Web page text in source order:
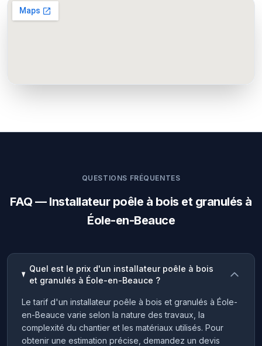
QUESTIONS FRÉQUENTES
FAQ — Installateur poêle à bois et granulés à
Éole-en-Beauce
Quel est le prix d'un installateur poêle à bois
et granulés à Éole-en-Beauce ?
Le tarif d'un installateur poêle à bois et granulés à Éole-
en-Beauce varie selon la nature des travaux, la
complexité du chantier et les matériaux utilisés. Pour
obtenir une estimation précise, demandez un devis